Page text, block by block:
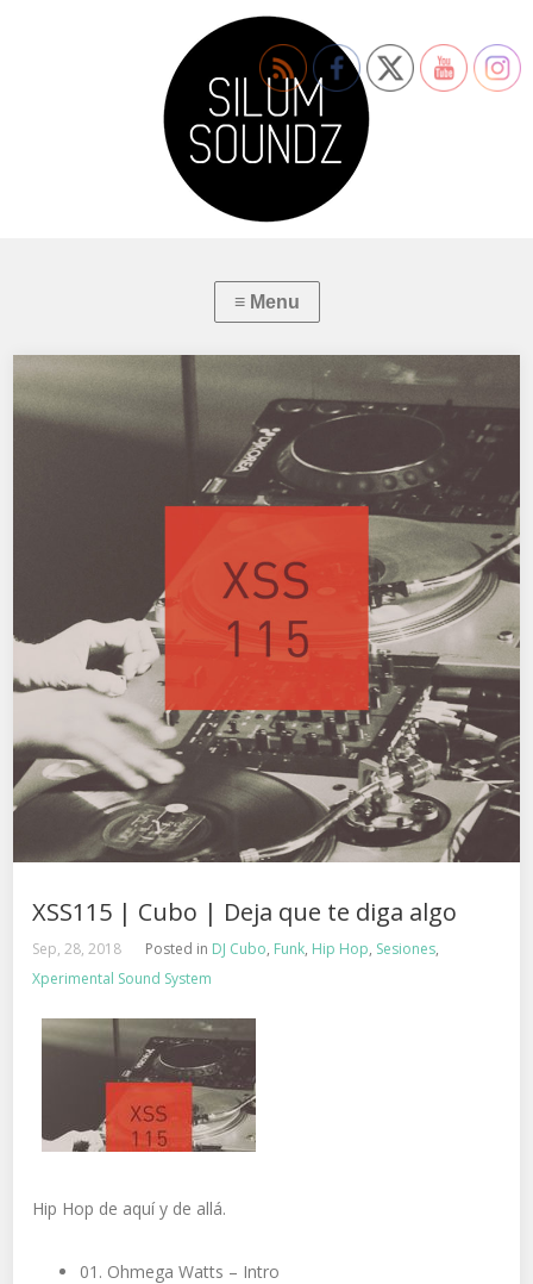
XSS115 | Cubo | Deja que te diga algo
Sep, 28, 2018 Posted in DJ Cubo, Funk, Hip Hop, Sesiones,
Xperimental Sound System
Hip Hop de aquí y de allá.
01. Ohmega Watts – Intro